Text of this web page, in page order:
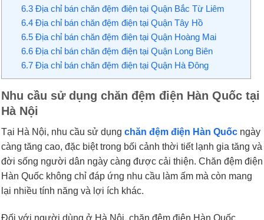
6.3Địa chỉ bán chăn đệm điện tại Quận Bắc Từ Liêm
6.4Địa chỉ bán chăn đệm điện tại Quận Tây Hồ
6.5Địa chỉ bán chăn đệm điện tại Quận Hoàng Mai
6.6Địa chỉ bán chăn đệm điện tại Quận Long Biên
6.7Địa chỉ bán chăn đệm điện tại Quận Hà Đông
Nhu cầu sử dụng chăn đệm điện Hàn Quốc tại
Hà Nội
Tại Hà Nội, nhu cầu sử dụng chăn đệm điện Hàn Quốc ngày
càng tăng cao, đặc biệt trong bối cảnh thời tiết lạnh gia tăng và
đời sống người dân ngày càng được cải thiện. Chăn đệm điện
Hàn Quốc không chỉ đáp ứng nhu cầu làm ấm mà còn mang
lại nhiều tính năng và lợi ích khác.
Đối với người dùng ở Hà Nội, chăn đệm điện Hàn Quốc